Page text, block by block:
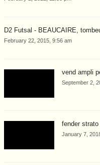
D2 Futsal - BEAUCAIRE,
February 22, 2015, 9:56 am
vend ampli
September 2,
fender strato
January 7,